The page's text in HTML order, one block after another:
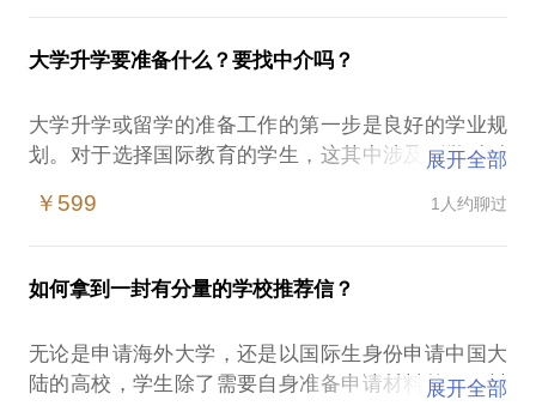
校的学生家长经常会不清楚三者的相似之处和区别，
以及对未来孩子升学的影响。有转学需求的学生更是
具体问题，帮助您更加了解各种国际课程，进而协助
大学升学要准备什么？要找中介吗？
大学升学或留学的准备工作的第一步是良好的学业规
划。对于选择国际教育的学生，这其中涉及到学科科
软技能提升等等。而最终的升学方案需要将每个学生
仪的大学，而这其中绩点规划、文书构思与撰写、择
校以及学校推荐信等等都扮演着不同的角色。这个话
展开全部
￥599 1人约聊过
如何拿到一封有分量的学校推荐信？
无论是申请海外大学，还是以国际生身份申请中国大
陆的高校，学生除了需要自身准备申请材料外，一封
展开全部